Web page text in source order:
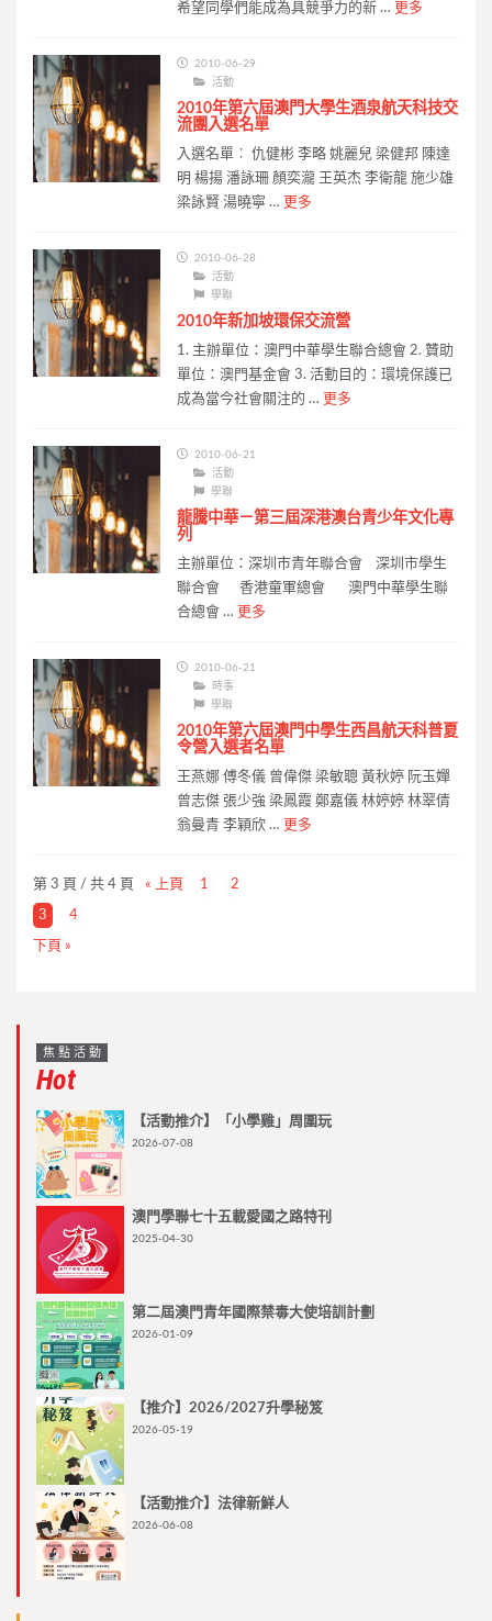
希望同學們能成為具競爭力的新 … 更多
2010-06-29
活動
2010年第六屆澳門大學生酒泉航天科技交
流團入選名單
入選名單︰ 仇健彬 李略 姚麗兒 梁健邦 陳達
明 楊揚 潘詠珊 顏奕瀧 王英杰 李衛龍 施少雄
梁詠賢 湯曉寧 … 更多
2010-06-28
活動
學聯
2010年新加坡環保交流營
1. 主辦單位：澳門中華學生聯合總會 2. 贊助
單位：澳門基金會 3. 活動目的：環境保護已
成為當今社會關注的 … 更多
2010-06-21
活動
學聯
龍騰中華－第三屆深港澳台青少年文化專
列
主辦單位：深圳市青年聯合會 深圳市學生
聯合會 香港童軍總會 澳門中華學生聯
合總會 … 更多
2010-06-21
時事
學聯
2010年第六屆澳門中學生西昌航天科普夏
令營入選者名單
王燕娜 傅冬儀 曾偉傑 梁敏聰 黃秋婷 阮玉嬋
曾志傑 張少強 梁鳳霞 鄭嘉儀 林婷婷 林翠倩
翁曼青 李穎欣 … 更多
第 3 頁 / 共 4 頁 « 上頁 1 2
3 4
下頁 »
焦點活動
Hot
【活動推介】「小學雞」周圍玩
2026-07-08
澳門學聯七十五載愛國之路特刊
2025-04-30
第二屆澳門青年國際禁毒大使培訓計劃
2026-01-09
【推介】2026/2027升學秘笈
2026-05-19
【活動推介】法律新鮮人
2026-06-08